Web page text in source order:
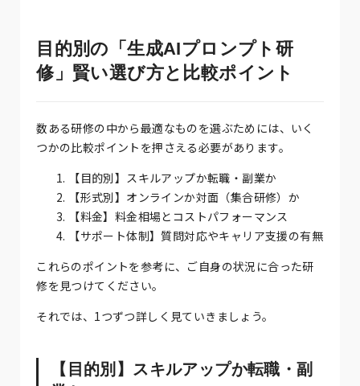
目的別の「生成AIプロンプト研
修」賢い選び方と比較ポイント
数ある研修の中から最適なものを選ぶためには、いく
つかの比較ポイントを押さえる必要があります。
【目的別】スキルアップか転職・副業か
【形式別】オンラインか対面（集合研修）か
【料金】料金相場とコストパフォーマンス
【サポート体制】質問対応やキャリア支援の有無
これらのポイントを参考に、ご自身の状況に合った研
修を見つけてください。
それでは、1つずつ詳しく見ていきましょう。
【目的別】スキルアップか転職・副